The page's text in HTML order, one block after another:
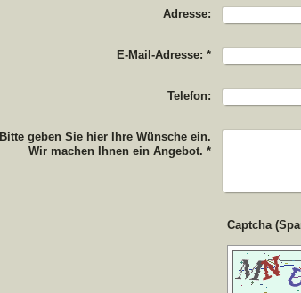
Adresse:
E-Mail-Adresse: *
Telefon:
Bitte geben Sie hier Ihre Wünsche ein.
Wir machen Ihnen ein Angebot. *